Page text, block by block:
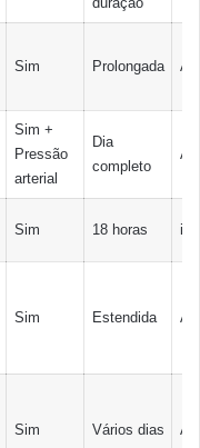
Sim Prolongada
Sim +
Pressão
arterial
Dia
completo
Sim 18 horas
Sim Estendida
Sim Vários dias